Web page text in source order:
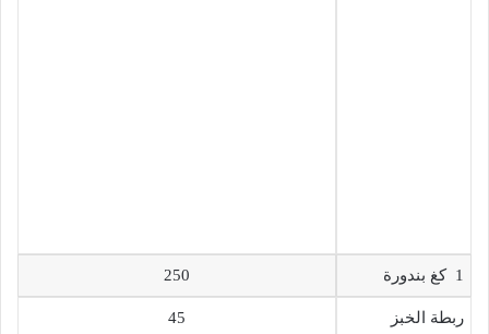
1 كغ بندورة 250
ربطة الخبز
45